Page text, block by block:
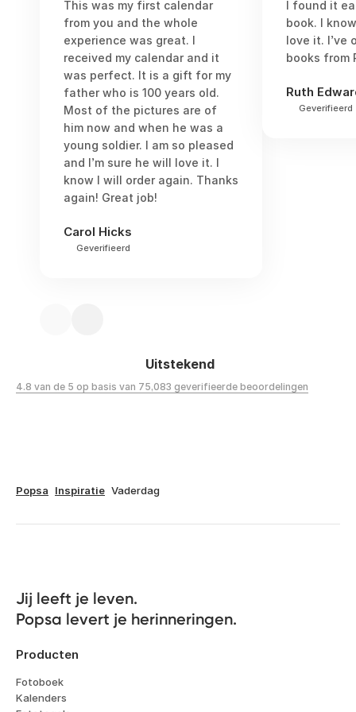
This was my first calendar
from you and the whole
experience was great. I
received my calendar and it
was perfect. It is a gift for my
father who is 100 years old.
Most of the pictures are of
him now and when he was a
young soldier. I am so pleased
and I’m sure he will love it. I
know I will order again. Thanks
again! Great job!
Carol Hicks
Geverifieerd
I found it
book. I
love it. I’ve
books from
Ruth
Geverifieerd
Uitstekend
4.8 van de 5 op basis van 75,083 geverifieerde beoordelingen
Popsa Inspiratie Vaderdag
Jij leeft je leven.
Popsa levert je herinneringen.
Producten
Fotoboek
Kalenders